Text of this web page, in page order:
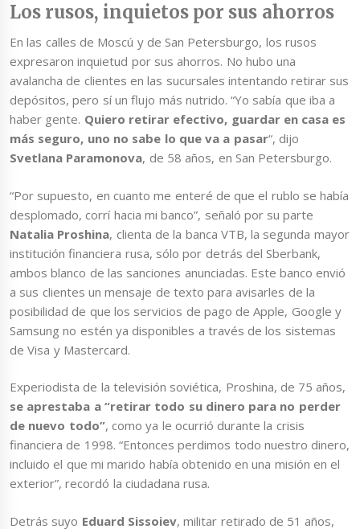
Los rusos, inquietos por sus ahorros
En las calles de Moscú y de San Petersburgo, los rusos
expresaron inquietud por sus ahorros. No hubo una
avalancha de clientes en las sucursales intentando retirar sus
depósitos, pero sí un flujo más nutrido. “Yo sabía que iba a
haber gente. Quiero retirar efectivo, guardar en casa es
más seguro, uno no sabe lo que va a pasar“, dijo
Svetlana Paramonova, de 58 años, en San Petersburgo.
“Por supuesto, en cuanto me enteré de que el rublo se había
desplomado, corrí hacia mi banco”, señaló por su parte
Natalia Proshina, clienta de la banca VTB, la segunda mayor
institución financiera rusa, sólo por detrás del Sberbank,
ambos blanco de las sanciones anunciadas. Este banco envió
a sus clientes un mensaje de texto para avisarles de la
posibilidad de que los servicios de pago de Apple, Google y
Samsung no estén ya disponibles a través de los sistemas
de Visa y Mastercard.
Experiodista de la televisión soviética, Proshina, de 75 años,
se aprestaba a “retirar todo su dinero para no perder
de nuevo todo”, como ya le ocurrió durante la crisis
financiera de 1998. “Entonces perdimos todo nuestro dinero,
incluido el que mi marido había obtenido en una misión en el
exterior”, recordó la ciudadana rusa.
Detrás suyo Eduard Sissoiev, militar retirado de 51 años,